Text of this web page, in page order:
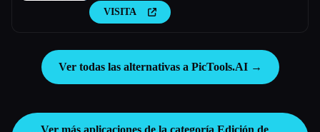
VISITA
Ver todas las alternativas a PicTools.AI →
Ver más aplicaciones de la categoría Edición de